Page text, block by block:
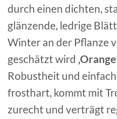
durch einen dichten,
glänzende, ledrige
Winter an der Pflanze
geschätzt wird
Robustheit und
frosthart, kommt mit
zurecht und verträgt